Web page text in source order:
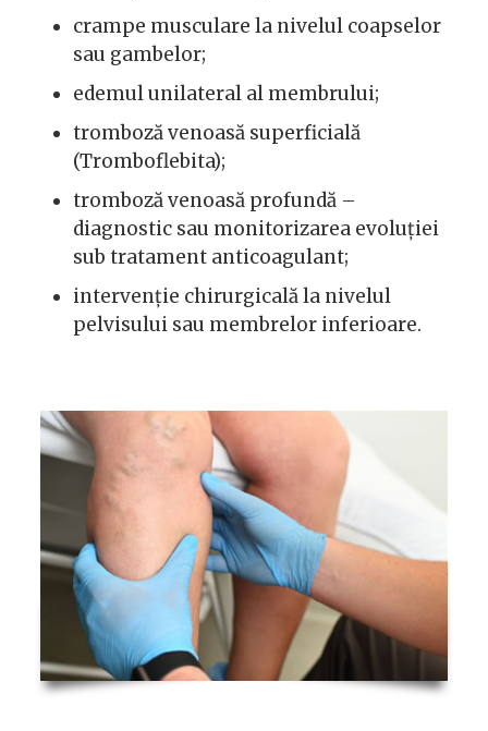
crampe musculare la nivelul coapselor
sau gambelor;
edemul unilateral al membrului;
tromboză venoasă superficială
(Tromboflebita);
tromboză venoasă profundă –
diagnostic sau monitorizarea evoluției
sub tratament anticoagulant;
intervenție chirurgicală la nivelul
pelvisului sau membrelor inferioare.